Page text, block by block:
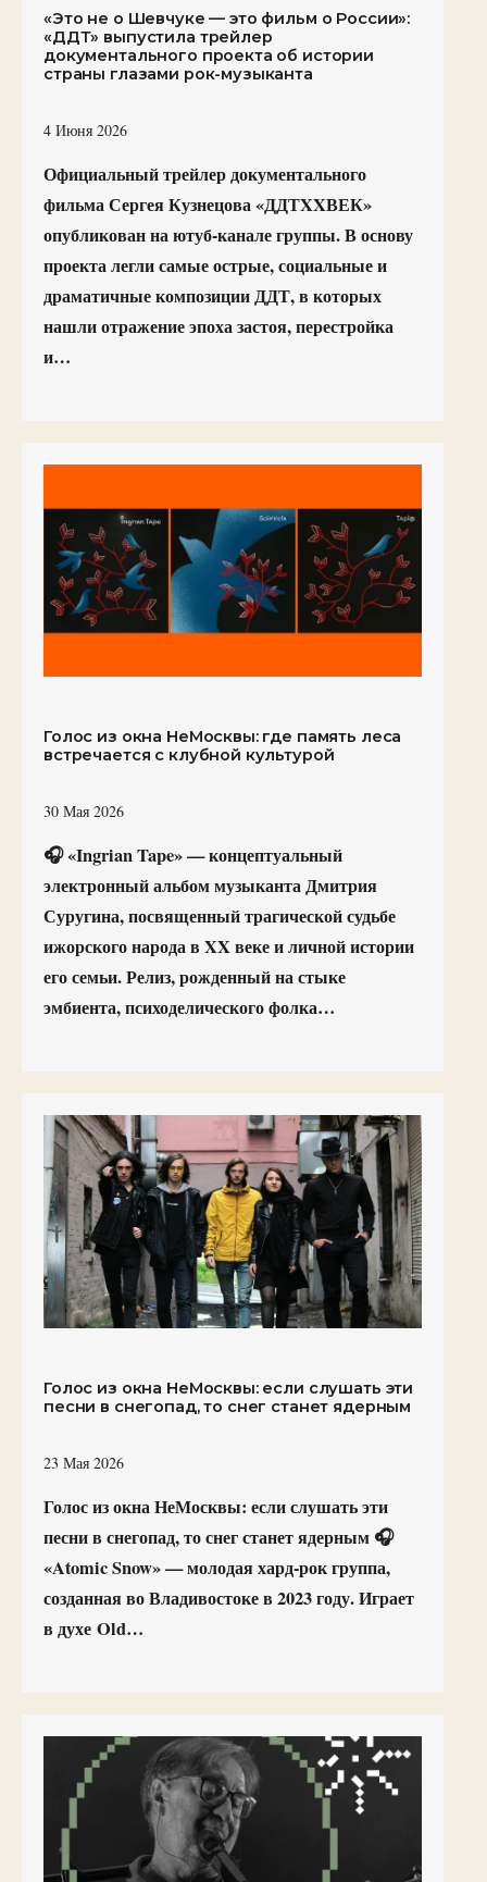
«Это не о Шевчуке — это фильм о России»:
«ДДТ» выпустила трейлер
документального проекта об истории
страны глазами рок-музыканта
4 Июня 2026
Официальный трейлер документального
фильма Сергея Кузнецова «ДДТXXВЕК»
опубликован на ютуб-канале группы. В основу
проекта легли самые острые, социальные и
драматичные композиции ДДТ, в которых
нашли отражение эпоха застоя, перестройка
и…
Голос из окна НеМосквы: где память леса
встречается с клубной культурой
30 Мая 2026
🎧 «Ingrian Tape» — концептуальный
электронный альбом музыканта Дмитрия
Суругина, посвященный трагической судьбе
ижорского народа в XX веке и личной истории
его семьи. Релиз, рожденный на стыке
эмбиента, психоделического фолка…
Голос из окна НеМосквы: если слушать эти
песни в снегопад, то снег станет ядерным
23 Мая 2026
Голос из окна НеМосквы: если слушать эти
песни в снегопад, то снег станет ядерным 🎧
«Atomic Snow» — молодая хард-рок группа,
созданная во Владивостоке в 2023 году. Играет
в духе Old…